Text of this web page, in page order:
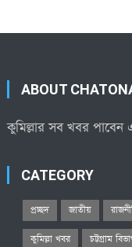
ABOUT
কুমিল্লার সব খবর পাবেন
CATEGORY
প্রচ্ছদ জাতীয়
কুমিল্লা খবর চট্টগ্রাম